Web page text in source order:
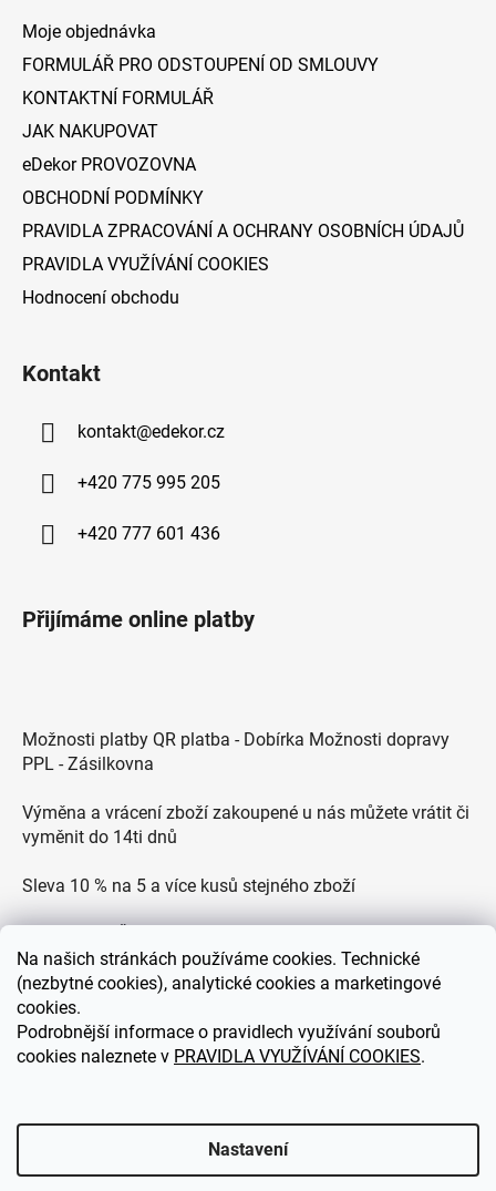
Na našich stránkách používáme cookies. Technické
(nezbytné cookies), analytické cookies a marketingové
cookies.
Podrobnější informace o pravidlech využívání souborů
cookies naleznete v PRAVIDLA VYUŽÍVÁNÍ COOKIES.
Nastavení
Moje objednávka
FORMULÁŘ PRO ODSTOUPENÍ OD SMLOUVY
KONTAKTNÍ FORMULÁŘ
JAK NAKUPOVAT
eDekor PROVOZOVNA
OBCHODNÍ PODMÍNKY
PRAVIDLA ZPRACOVÁNÍ A OCHRANY OSOBNÍCH ÚDAJŮ
PRAVIDLA VYUŽÍVÁNÍ COOKIES
Hodnocení obchodu
Kontakt
kontakt@edekor.cz
+420 775 995 205
+420 777 601 436
Přijímáme online platby
Možnosti platby QR platba - Dobírka Možnosti dopravy
PPL - Zásilkovna
Výměna a vrácení zboží zakoupené u nás můžete vrátit či
vyměnit do 14ti dnů
Sleva 10 % na 5 a více kusů stejného zboží
Zákaznická podpora každý všední den od 9.00 do 18.00
hodin
eDEKOR.cz